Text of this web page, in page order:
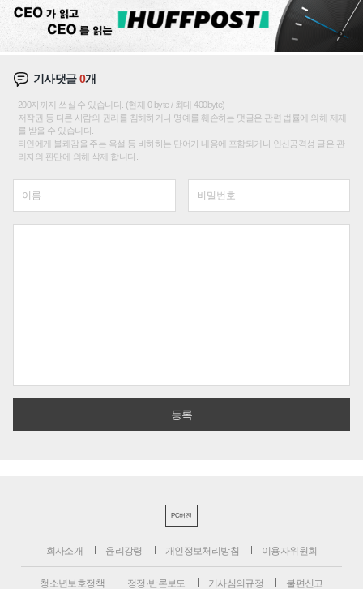
기사댓글0개
200자까지 쓰실 수 있습니다. (현재 0 byte / 최대 400byte)
저작권 등 다른 사람의 권리를 침해하거나 명예를 훼손하는 댓글은 관련 법률에 의해 제재
를 받을 수 있습니다.
타인에게 불쾌감을 주는 욕설 등 비하하는 단어가 내용에 포함되거나 인신공격성 글은 관
리자의 판단에 의해 삭제 합니다.
PC버전
회사소개 윤리강령 개인정보처리방침 이용자위원회
청소년보호정책 정정·반론보도 기사심의규정 불편신고